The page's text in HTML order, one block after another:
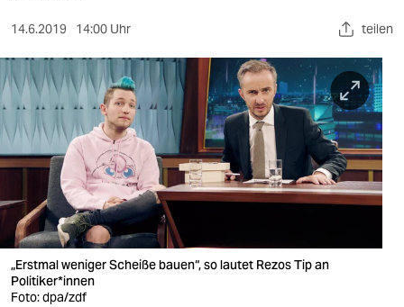
kultur
sport
berlin
nord
wahrheit
verlag
verlag
veranstaltungen
14.6.2019 14:00 Uhr teilen
„Erstmal weniger Scheiße bauen“, so lautet Rezos Tip an
Politiker*innen
Foto: dpa/zdf